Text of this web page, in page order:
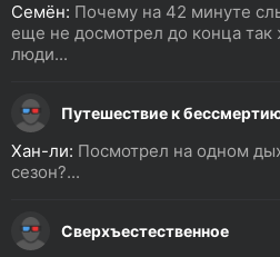
Семён: Почему на 42 минуте
еще не досмотрел до конца
люди...
Путешествие к
Хан-ли: Посмотрел на одном
сезон?...
Сверхъестественное